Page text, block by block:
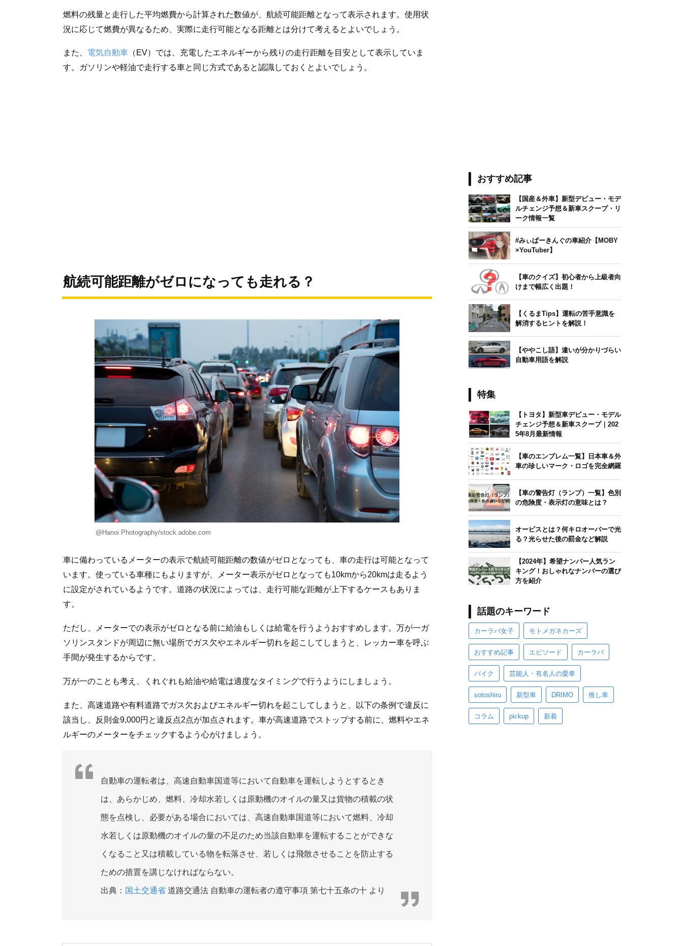
燃料の残量と走行した平均燃費から計算された数値が、航続可能距離となって表示されます。使用状
況に応じて燃費が異なるため、実際に走行可能となる距離とは分けて考えるとよいでしょう。
また、 電気自動車 （EV）では、充電したエネルギーから残りの走行距離を目安として表示していま
す。ガソリンや軽油で走行する車と同じ方式であると認識しておくとよいでしょう。
航続可能距離がゼロになっても走れる？
@Hanoi Photography/stock.adobe.com
車に備わっているメーターの表示で航続可能距離の数値がゼロとなっても、車の走行は可能となって
います。使っている車種にもよりますが、メーター表示がゼロとなっても10kmから20kmは走るよう
に設定がされているようです。道路の状況によっては、走行可能な距離が上下するケースもありま
す。
ただし、メーターでの表示がゼロとなる前に給油もしくは給電を行うようおすすめします。万が一ガ
ソリンスタンドが周辺に無い場所でガス欠やエネルギー切れを起こしてしまうと、レッカー車を呼ぶ
手間が発生するからです。
万が一のことも考え、くれぐれも給油や給電は適度なタイミングで行うようにしましょう。
また、高速道路や有料道路でガス欠およびエネルギー切れを起こしてしまうと、以下の条例で違反に
該当し、反則金9,000円と違反点2点が加点されます。車が高速道路でストップする前に、燃料やエネ
ルギーのメーターをチェックするよう心がけましょう。
自動車の運転者は、高速自動車国道等において自動車を運転しようとするとき
は、あらかじめ、燃料、冷却水若しくは原動機のオイルの量又は貨物の積載の状
態を点検し、必要がある場合においては、高速自動車国道等において燃料、冷却
水若しくは原動機のオイルの量の不足のため当該自動車を運転することができな
くなること又は積載している物を転落させ、若しくは飛散させることを防止する
ための措置を講じなければならない。
国土交通省 道路交通法 自動車の運転者の遵守事項 第七十五条の十 より
おすすめ記事
【国産＆外車】新型デビュー・モデ
ルチェンジ予想＆新車スクープ・リ
ーク情報一覧
#みぃぱーきんぐの車紹介【MOBY
×YouTuber】
【車のクイズ】初心者から上級者向
けまで幅広く出題！
【くるまTips】運転の苦手意識を
解消するヒントを解説！
【ややこし語】違いが分かりづらい
自動車用語を解説
特集
【トヨタ】新型車デビュー・モデル
チェンジ予想＆新車スクープ｜202
5年8月最新情報
【車のエンブレム一覧】日本車＆外
車の珍しいマーク・ロゴを完全網羅
【車の警告灯（ランプ）一覧】色別
の危険度・表示灯の意味とは？
オービスとは？何キロオーバーで光
る？光らせた後の罰金など解説
【2024年】希望ナンバー人気ラン
キング！おしゃれなナンバーの選び
方を紹介
話題のキーワード
カーラバ女子 モトメガネカーズ
おすすめ記事 エピソード カーラバ
バイク 芸能人・有名人の愛車
sotoshiru 新型車 DRIMO 推し車
コラム pickup 新着